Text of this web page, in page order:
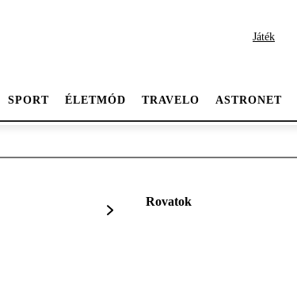
Játék
SPORT ÉLETMÓD TRAVELO ASTRONET
Rovatok